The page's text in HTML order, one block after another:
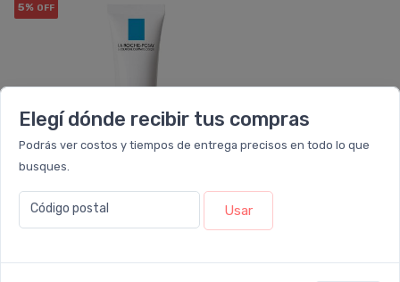
Elegí dónde recibir tus compras
Podrás ver costos y tiempos de entrega precisos en todo lo que
busques.
Código postal Usar
5% OFF